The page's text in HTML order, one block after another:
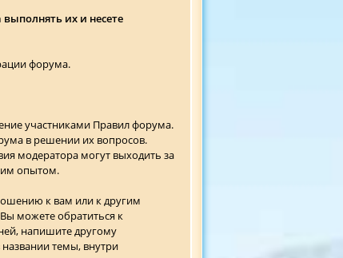
их и несете
форума.
участниками Правил форума.
в решении их вопросов.
модератора могут выходить за
опытом.
к вам или к другим
можете обратиться к
напишите другому
темы, внутри